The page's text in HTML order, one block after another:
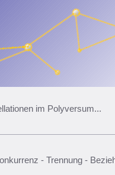
im Polyversum...
- Trennung -